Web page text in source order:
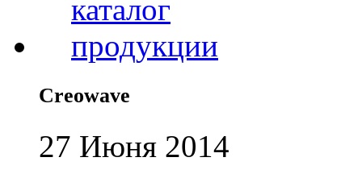
Creowave
27 Июня 2014